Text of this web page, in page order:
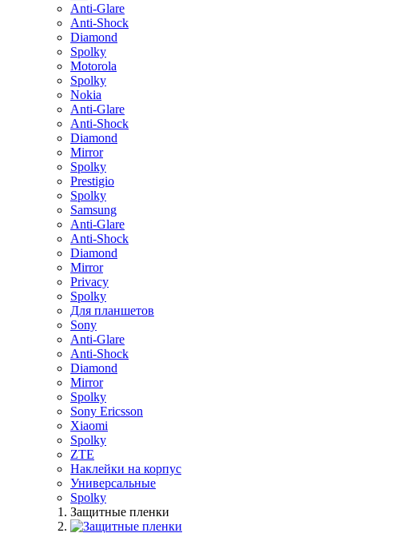
Anti-Glare
Anti-Shock
Diamond
Spolky
Motorola
Spolky
Nokia
Anti-Glare
Anti-Shock
Diamond
Mirror
Spolky
Prestigio
Spolky
Samsung
Anti-Glare
Anti-Shock
Diamond
Mirror
Privacy
Spolky
Для планшетов
Sony
Anti-Glare
Anti-Shock
Diamond
Mirror
Spolky
Sony Ericsson
Xiaomi
Spolky
ZTE
Наклейки на корпус
Универсальные
Spolky
Защитные пленки